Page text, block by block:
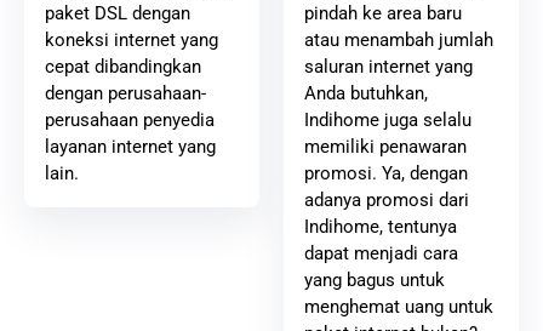
paket DSL dengan
koneksi internet yang
cepat dibandingkan
dengan perusahaan-
perusahaan penyedia
layanan internet yang
lain.
pindah ke area baru
atau menambah jumlah
saluran internet yang
Anda butuhkan,
Indihome juga selalu
memiliki penawaran
promosi. Ya, dengan
adanya promosi dari
Indihome, tentunya
dapat menjadi cara
yang bagus untuk
menghemat uang untuk